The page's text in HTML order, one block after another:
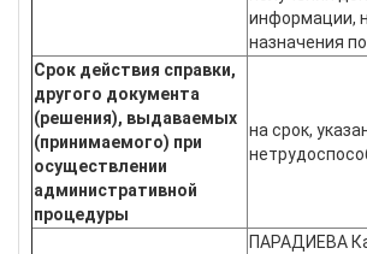
информации,
назначения
Срок действия справки,
другого документа
(решения), выдаваемых
(принимаемого) при
осуществлении
административной
процедуры
на срок,
ПАРАДИЕВА